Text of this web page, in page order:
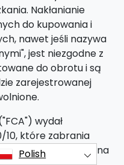
Nakłanianie
do kupowania i
nawet jeśli nazywa
jest niezgodne z
do obrotu i są
zarejestrowanej
wydał
10, które zabrania
kontraktów CFD na
Polish